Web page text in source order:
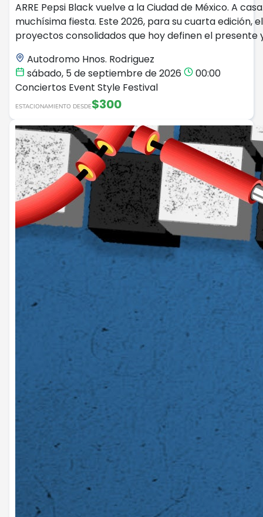
ARRE Pepsi Black vuelve a la Ciudad de México. A
muchísima fiesta. Este 2026, para su cuarta
proyectos consolidados que hoy definen el presente
Autodromo Hnos. Rodriguez
sábado, 5 de septiembre de 2026
00:00
Conciertos Event Style Festival
ESTACIONAMIENTO DESDE$300